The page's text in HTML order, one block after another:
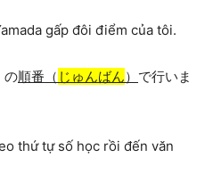
gấp đôi điểm của tôi.
の順番（ じゅんばん） で行いま
thứ tự số học rồi đến văn